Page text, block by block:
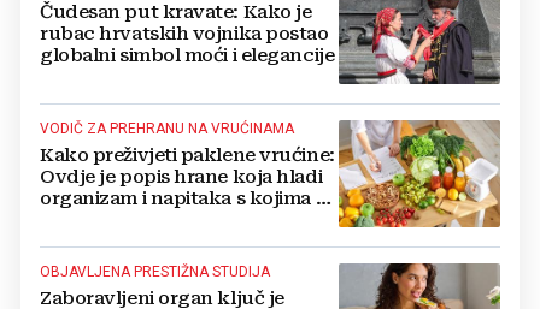
Čudesan put kravate: Kako je
rubac hrvatskih vojnika postao
globalni simbol moći i elegancije
VODIČ ZA PREHRANU NA VRUĆINAMA
Kako preživjeti paklene vrućine:
Ovdje je popis hrane koja hladi
organizam i napitaka s kojima si
OBJAVLJENA PRESTIŽNA STUDIJA
Zaboravljeni organ ključ je